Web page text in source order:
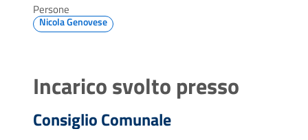
Persone
Nicola Genovese
Incarico svolto presso
Consiglio Comunale